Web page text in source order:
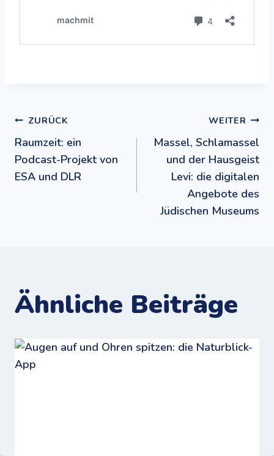
Beitragsnavigation
ZURÜCK
Raumzeit: ein
Podcast-Projekt von
ESA und DLR
WEITER
Massel, Schlamassel
und der Hausgeist
Levi: die digitalen
Angebote des
Jüdischen Museums
Ähnliche Beiträge